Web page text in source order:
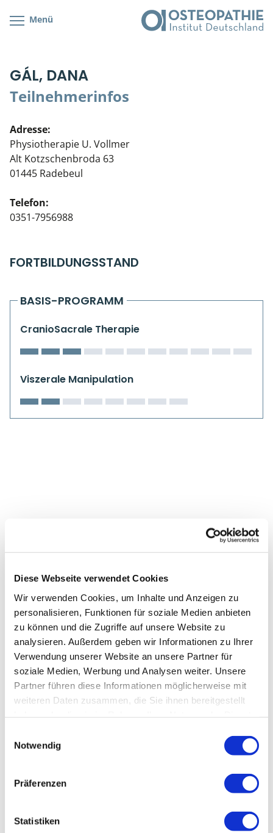
Diese Webseite verwendet Cookies
Wir verwenden Cookies, um Inhalte und Anzeigen zu
personalisieren, Funktionen für soziale Medien anbieten
zu können und die Zugriffe auf unsere Website zu
analysieren. Außerdem geben wir Informationen zu Ihrer
Verwendung unserer Website an unsere Partner für
soziale Medien, Werbung und Analysen weiter. Unsere
Partner führen diese Informationen möglicherweise mit
weiteren Daten zusammen, die Sie ihnen bereitgestellt
Notwendig
Präferenzen
Statistiken
Menü
GÁL, DANA
Teilnehmerinfos
Adresse:
Physiotherapie U. Vollmer
Alt Kotzschenbroda 63
01445 Radebeul
Telefon:
0351-7956988
FORTBILDUNGSSTAND
BASIS-PROGRAMM
CranioSacrale Therapie
Viszerale Manipulation
Cranial/Neurale Osteopathie
Parietale Osteopathie
Viszerale Osteopathie
Klinische & Praktische Kurse
Live Online-Kurse
Bonus-Programm
Veranstaltungsticket DB
Wissenswertes
Teilnehmerliste
Stellenbörse
Soziales Engagement